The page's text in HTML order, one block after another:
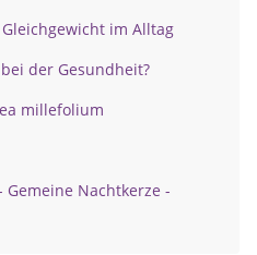
im Alltag
der Gesundheit?
millefolium
Gemeine Nachtkerze -